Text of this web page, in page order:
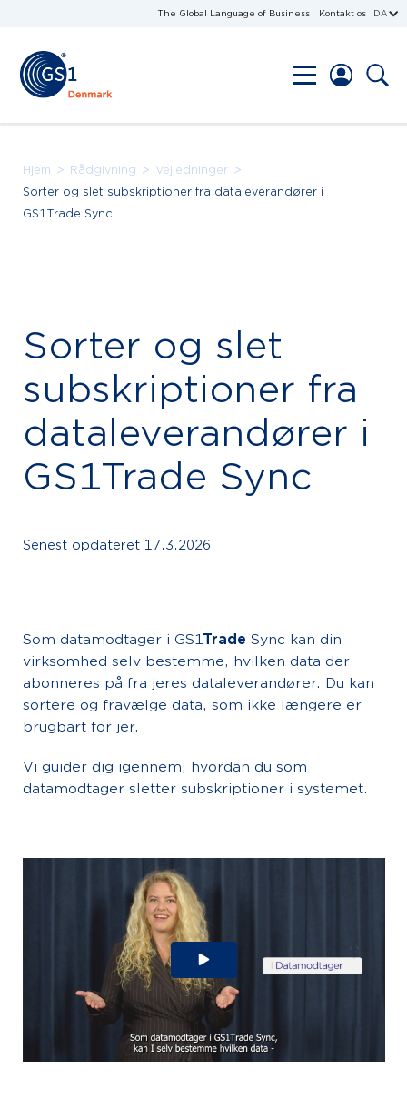
The Global Language of Business Kontakt os DA
Hjem > Rådgivning > Vejledninger >
Sorter og slet subskriptioner fra dataleverandører i
GS1Trade Sync
Sorter og slet
subskriptioner fra
dataleverandører i
GS1Trade Sync
Senest opdateret 17.3.2026
Som datamodtager i GS1Trade Sync kan din
virksomhed selv bestemme, hvilken data der
abonneres på fra jeres dataleverandører. Du kan
sortere og fravælge data, som ikke længere er
brugbart for jer.
Vi guider dig igennem, hvordan du som
datamodtager sletter subskriptioner i systemet.